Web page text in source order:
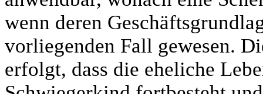
wenn deren
vorliegenden Fall gewesen.
erfolgt, dass die eheliche